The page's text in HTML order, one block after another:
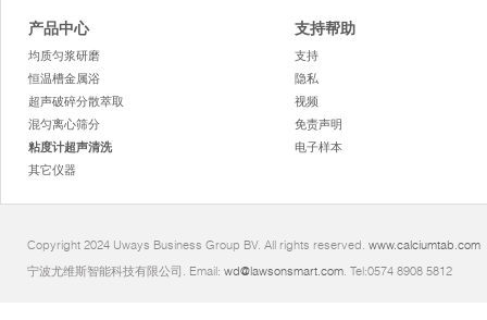
产品中心
均质匀浆研磨
恒温槽金属浴
超声破碎分散萃取
混匀离心筛分
粘度计超声清洗
其它仪器
支持帮助
支持
隐私
视频
免责声明
电子样本
Copyright 2024 Uways Business Group BV. All rights reserved. www.calciumtab.com
宁波尤维斯智能科技有限公司. Email: wd@lawsonsmart.com. Tel:0574 8908 5812